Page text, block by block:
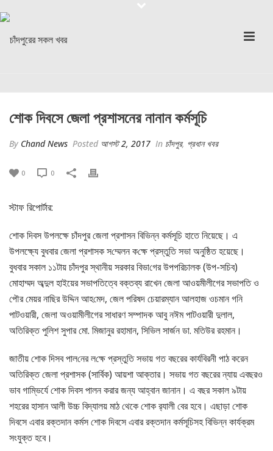
শোক দিবসে জেলা প্রশাসনের নানান কর্মসূচি
By Chand News Posted আগস্ট 2, 2017 In চাঁদপুর, প্রধান খবর
0 0
স্টাফ রিপোর্টার:
শোক দিবস উপলক্ষে চাঁদপুর জেলা প্রশাসন বিভিন্ন কর্মসূচি হাতে নিয়েছে। এ
উপলক্ষ্যে বুধবার জেলা প্রশাসক স‌ম্মেলন ক‌ক্ষে প্রস্তু‌তি সভা অনুষ্ঠিত হয়েছে।
বুধবার সকাল ১১টায় চাঁদপুর স্থানীয় সরকার বিভা‌গের উপপ‌রিচালক (উপ-স‌চিব)
মোহাম্মদ অব্দুল হাইয়ের সভাপতিত্বে বক্তব্য রাখেন জেলা আওয়মীলীগের সভাপ‌তি ও
পৌর মেয়র না‌ছির উ‌দ্দিন আহ‌মেদ, জেল প‌রিষদ চেয়ারম্যান আলহাজ ওচমান গ‌নি
পাটওয়ারী, জেলা অওয়ামীলীগের সাধারণ সম্পাদক আবু নঈম পাটওয়ারী দুলাল,
অ‌তি‌রিক্ত পু‌লিশ সুপার মো. মিজানুর রহামান, সিভিল সার্জন ডা. মতিউর রহমান।
জাতীয় শোক দিসব পাল‌নের ল‌ক্ষে প্রস্তু‌তি সভায় গত বছরের কার্যবিরনী পাঠ করেন
অতিরিক্ত জেলা প্রশাসক (সার্বিক) আয়শা আক্তার। সভায় গত বছরের ন্যায় এবছরও
ভাব গাম্ভির্যে শোক দিবস পালন করার জন্য আহ্বান জানান। এ বছর সকাল ৯টায়
শহরের হাসান আলী উচ্চ বিদ্যালয় মাঠ থেকে শোক র‌্যালী বের হবে। এছাড়া শোক
দিবসে এবার রক্তদান কর্মস শোক দিবসে এবার রক্তদান কর্মসূচিসহ বিভিন্ন কার্যক্রম
সংযুক্ত হবে।